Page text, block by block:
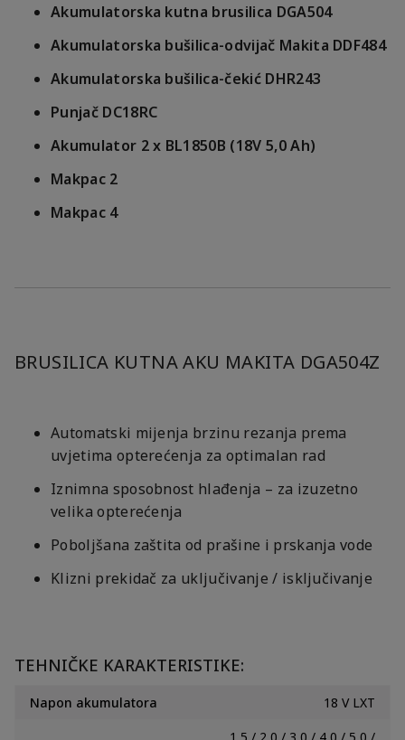
Akumulatorska kutna brusilica DGA504
Akumulatorska bušilica-odvijač Makita DDF484
Akumulatorska bušilica-čekić DHR243
Punjač DC18RC
Akumulator 2 x BL1850B (18V 5,0 Ah)
Makpac 2
Makpac 4
BRUSILICA KUTNA AKU MAKITA DGA504Z
Automatski mijenja brzinu rezanja prema
uvjetima opterećenja za optimalan rad
Iznimna sposobnost hlađenja – za izuzetno
velika opterećenja
Poboljšana zaštita od prašine i prskanja vode
Klizni prekidač za uključivanje / isključivanje
TEHNIČKE KARAKTERISTIKE:
Napon akumulatora 18 V LXT
1,5 / 2,0 / 3,0 / 4,0 / 5,0 /